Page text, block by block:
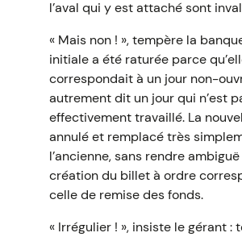
l’aval qui y est attaché sont
« Mais non ! », tempère la
initiale a été raturée parce
correspondait à un jour non-
autrement dit un jour qui n’est
effectivement travaillé. La
annulé et remplacé très
l’ancienne, sans rendre
création du billet à ordre
celle de remise des fonds.
« Irrégulier ! », insiste le gérant :